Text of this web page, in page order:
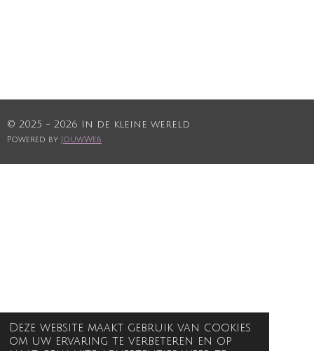
Deze website maakt gebruik van cookies
om uw ervaring te verbeteren en op
© 2025 - 2026 In de kleine wereld
Powered by JouwWeb